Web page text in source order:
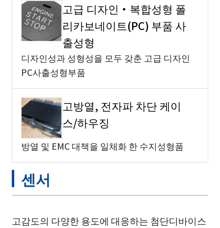
고급 디자인・복합성형 폴
리카보네이트(PC) 부품 사
출성형
디자인성과 성형성을 모두 갖춘 고급 디자인
PC사출성형부품
고방열, 전자파 차단 케이
스/하우징
방열 및 EMC 대책을 일체화 한 수지성형품
센서
고감도의 다양한 용도에 대응하는 첨단디바이스